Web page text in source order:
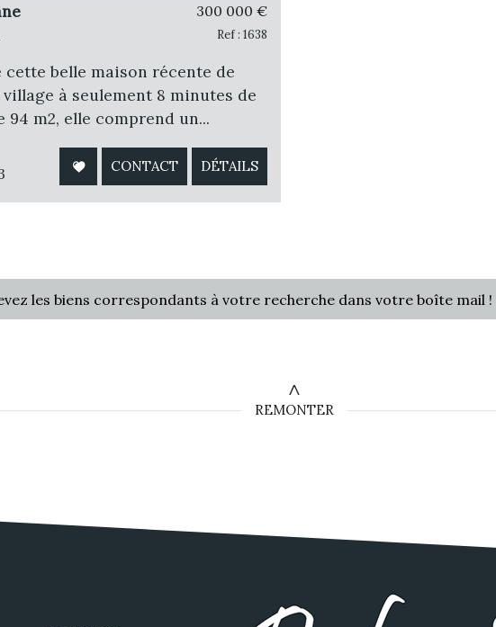
300 000 €
Ref : 1638
cette belle maison récente de
à seulement 8 minutes de
m2, elle comprend un...
CONTACT DÉTAILS
les biens correspondants à votre recherche dans votre boîte mail !
REMONTER